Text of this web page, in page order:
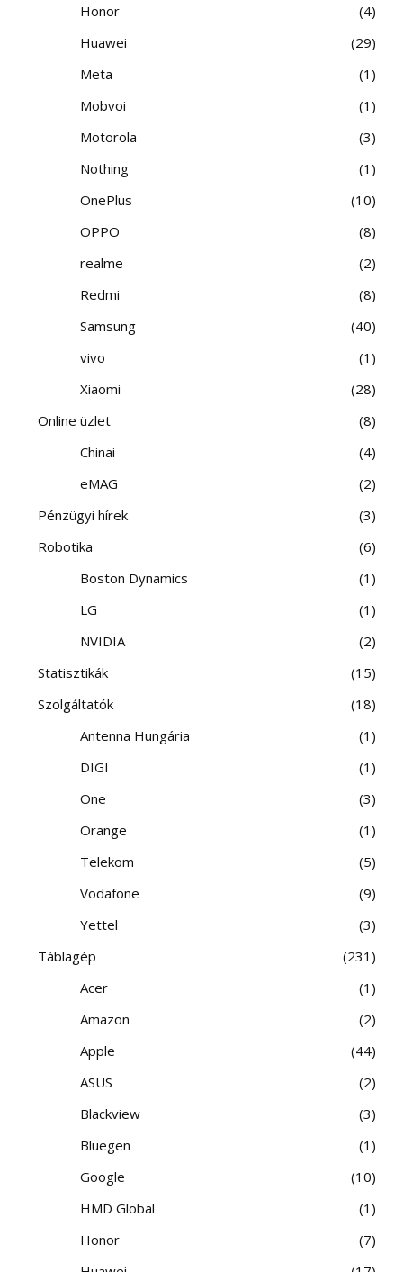
Honor
4
Huawei
29
Meta
1
Mobvoi
1
Motorola
3
Nothing
1
OnePlus
10
OPPO
8
realme
2
Redmi
8
Samsung
40
vivo
1
Xiaomi
28
Online üzlet
8
Chinai
4
eMAG
2
Pénzügyi hírek
3
Robotika
6
Boston Dynamics
1
LG
1
NVIDIA
2
Statisztikák
15
Szolgáltatók
18
Antenna Hungária
1
DIGI
1
One
3
Orange
1
Telekom
5
Vodafone
9
Yettel
3
Táblagép
231
Acer
1
Amazon
2
Apple
44
ASUS
2
Blackview
3
Bluegen
1
Google
10
HMD Global
1
Honor
7